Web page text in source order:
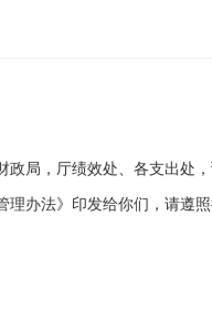
局，厅绩效处、各支出处，
办法》印发给你们，请遵照